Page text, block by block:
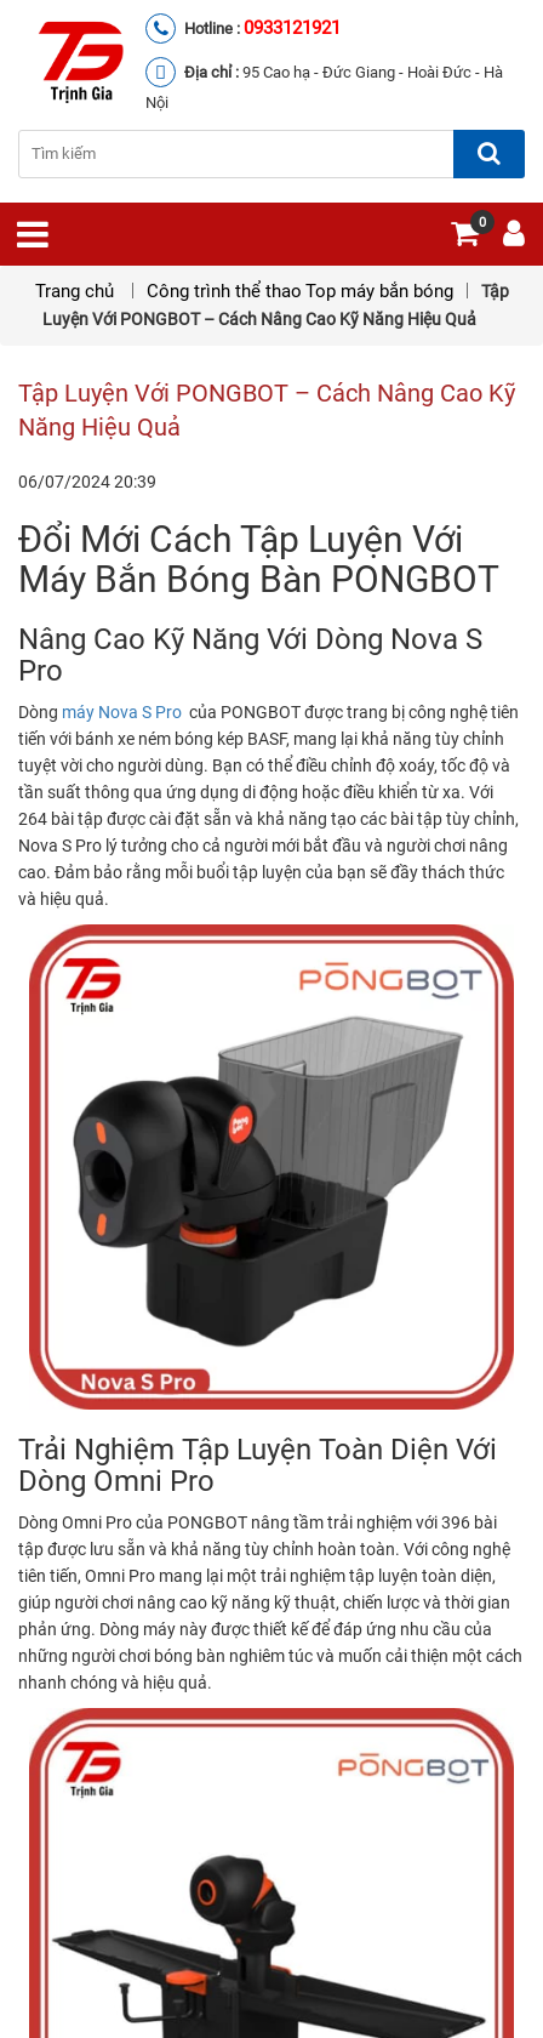
Hotline : 0933121921
Địa chỉ : 95 Cao hạ - Đức Giang - Hoài Đức - Hà
Nội
0
Trang chủ Công trình thể thao Top máy bắn bóng
Tập
Luyện Với PONGBOT – Cách Nâng Cao Kỹ Năng Hiệu Quả
Tập Luyện Với PONGBOT – Cách Nâng Cao Kỹ
Năng Hiệu Quả
06/07/202420:39
Đổi Mới Cách Tập Luyện Với
Máy Bắn Bóng Bàn PONGBOT
Nâng Cao Kỹ Năng Với Dòng Nova S
Pro
Dòng máy Nova S Pro của PONGBOT được trang bị công nghệ tiên
tiến với bánh xe ném bóng kép BASF, mang lại khả năng tùy chỉnh
tuyệt vời cho người dùng. Bạn có thể điều chỉnh độ xoáy, tốc độ và
tần suất thông qua ứng dụng di động hoặc điều khiển từ xa. Với
264 bài tập được cài đặt sẵn và khả năng tạo các bài tập tùy chỉnh,
Nova S Pro lý tưởng cho cả người mới bắt đầu và người chơi nâng
cao. Đảm bảo rằng mỗi buổi tập luyện của bạn sẽ đầy thách thức
và hiệu quả.
Trải Nghiệm Tập Luyện Toàn Diện Với
Dòng Omni Pro
Dòng Omni Pro của PONGBOT nâng tầm trải nghiệm với 396 bài
tập được lưu sẵn và khả năng tùy chỉnh hoàn toàn. Với công nghệ
tiên tiến, Omni Pro mang lại một trải nghiệm tập luyện toàn diện,
giúp người chơi nâng cao kỹ năng kỹ thuật, chiến lược và thời gian
phản ứng. Dòng máy này được thiết kế để đáp ứng nhu cầu của
những người chơi bóng bàn nghiêm túc và muốn cải thiện một cách
nhanh chóng và hiệu quả.